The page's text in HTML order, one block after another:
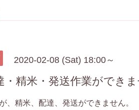
2020-02-08 (Sat) 18:00～
精米・発送作業ができ
、精米、配達、発送ができません。